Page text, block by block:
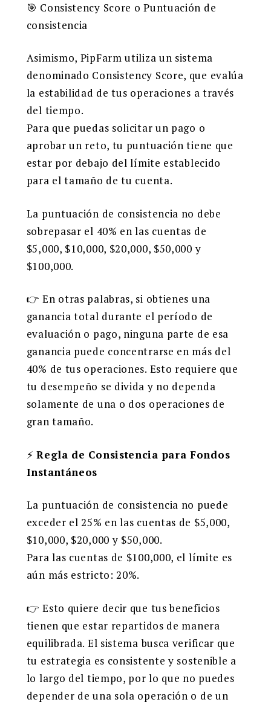
🎯 Consistency Score o Puntuación de
consistencia
Asimismo, PipFarm utiliza un sistema
denominado Consistency Score, que evalúa
la estabilidad de tus operaciones a través
del tiempo.
Para que puedas solicitar un pago o
aprobar un reto, tu puntuación tiene que
estar por debajo del límite establecido
para el tamaño de tu cuenta.
La puntuación de consistencia no debe
sobrepasar el 40% en las cuentas de
$5,000, $10,000, $20,000, $50,000 y
$100,000.
👉 En otras palabras, si obtienes una
ganancia total durante el período de
evaluación o pago, ninguna parte de esa
ganancia puede concentrarse en más del
40% de tus operaciones. Esto requiere que
tu desempeño se divida y no dependa
solamente de una o dos operaciones de
gran tamaño.
⚡Regla de Consistencia para Fondos
Instantáneos
La puntuación de consistencia no puede
exceder el 25% en las cuentas de $5,000,
$10,000, $20,000 y $50,000.
Para las cuentas de $100,000, el límite es
aún más estricto: 20%.
👉 Esto quiere decir que tus beneficios
tienen que estar repartidos de manera
equilibrada. El sistema busca verificar que
tu estrategia es consistente y sostenible a
lo largo del tiempo, por lo que no puedes
depender de una sola operación o de un